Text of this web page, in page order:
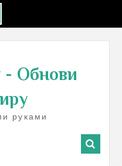
- Обнови
руками